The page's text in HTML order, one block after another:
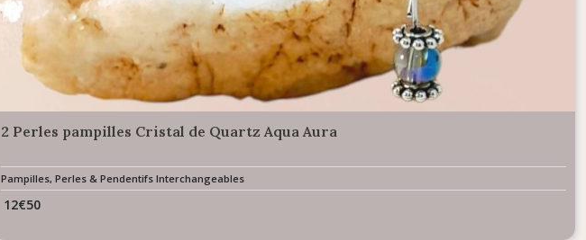
2 Perles pampilles Cristal de Quartz Aqua Aura
Pampilles, Perles & Pendentifs Interchangeables
12€50